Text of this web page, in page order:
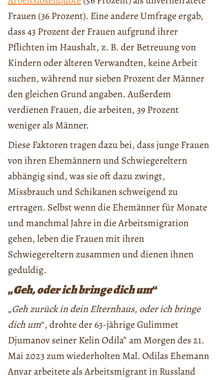
Frauen (36 Prozent). Eine andere Umfrage ergab,
dass 43 Prozent der Frauen aufgrund ihrer
Pflichten im Haushalt, z. B. der Betreuung von
Kindern oder älteren Verwandten, keine Arbeit
suchen, während nur sieben Prozent der Männer
den gleichen Grund angaben. Außerdem
verdienen Frauen, die arbeiten, 39 Prozent
weniger als Männer.
Diese Faktoren tragen dazu bei, dass junge Frauen
von ihren Ehemännern und Schwiegereltern
abhängig sind, was sie oft dazu zwingt,
Missbrauch und Schikanen schweigend zu
ertragen. Selbst wenn die Ehemänner für Monate
und manchmal Jahre in die Arbeitsmigration
gehen, leben die Frauen mit ihren
Schwiegereltern zusammen und dienen ihnen
geduldig.
„Geh, oder ich bringe dich um“
„Geh zurück in dein Elternhaus, oder ich bringe
dich um“, drohte der 63-jährige Gulimmet
Djumanov seiner Kelin Odila* am Morgen des 21.
Mai 2023 zum wiederholten Mal. Odilas Ehemann
Anvar arbeitete als Arbeitsmigrant in Russland